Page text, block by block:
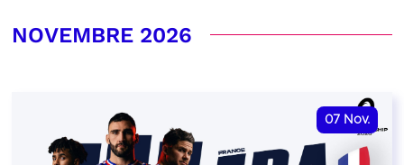
NOVEMBRE 2026
07 Nov.